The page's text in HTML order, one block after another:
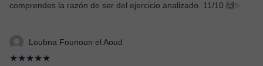
comprendes la razón de ser del ejercicio analizado. 11/10 🙌✨
Loubna Founoun el Aoud
★★★★★